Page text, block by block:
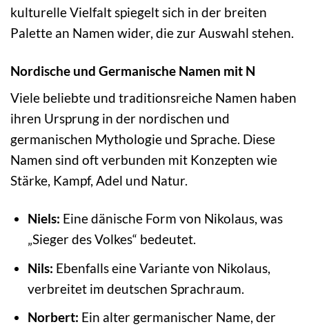
kulturelle Vielfalt spiegelt sich in der breiten
Palette an Namen wider, die zur Auswahl stehen.
Nordische und Germanische Namen mit N
Viele beliebte und traditionsreiche Namen haben
ihren Ursprung in der nordischen und
germanischen Mythologie und Sprache. Diese
Namen sind oft verbunden mit Konzepten wie
Stärke, Kampf, Adel und Natur.
Niels: Eine dänische Form von Nikolaus, was
„Sieger des Volkes“ bedeutet.
Nils: Ebenfalls eine Variante von Nikolaus,
verbreitet im deutschen Sprachraum.
Norbert: Ein alter germanischer Name, der